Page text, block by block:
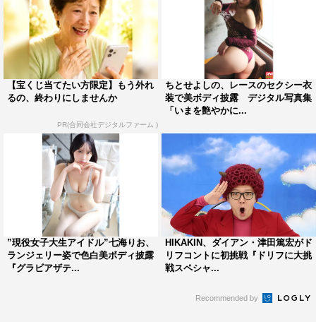
【宝くじ当てたい方限定】もう外れ
るの、終わりにしませんか
PR(合同会社デジタルファーム )
ちとせよしの、レースのセクシー衣
装で美ボディ披露 デジタル写真集
「いまを艶やかに...
”現役女子大生アイドル”七海りお、
ランジェリー姿で色白美ボディ披露
『グラビアザテ...
HIKAKIN、ダイアン・津田篤宏がド
リフコントに初挑戦『ドリフに大挑
戦スペシャ...
Recommended by